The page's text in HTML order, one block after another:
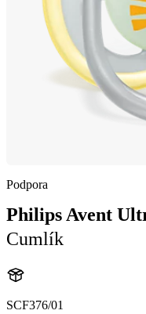
Podpora
Philips Avent
Cumlík
SCF376/01